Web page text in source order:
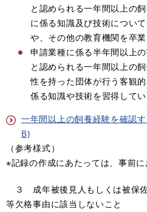
と認められる一年間以上の
に係る知識及び技術につい
や、その他の教育機関を卒
申請業種に係る半年間以上
と認められる一年間以上の
性を持った団体が行う客観
係る知識や技術を習得してい
一年間以上の飼養経験を確認
B)
（参考様式）
※記録の作成にあたっては、事前に
３ 成年被後見人もしくは被保
等欠格事由に該当しないこと